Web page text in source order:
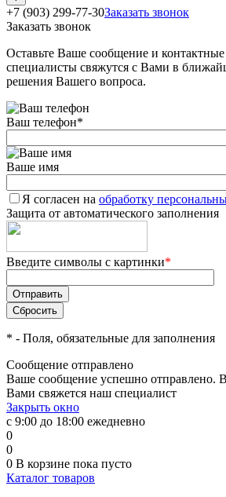
+7 (903) 299-77-30Заказать звонок
Заказать звонок
Оставьте Ваше сообщение и
специалисты свяжутся с Вами в
решения Вашего вопроса.
Ваш телефон*
Ваше имя
Я согласен на обработку
Защита от автоматического заполнения
Введите символы с картинки*
* - Поля, обязательные для заполнения
Сообщение отправлено
Ваше сообщение успешно отправлено.
Вами свяжется наш специалист
Закрыть окно
с 9:00 до 18:00 ежедневно
0
0
0 В корзине пока пусто
Каталог товаров